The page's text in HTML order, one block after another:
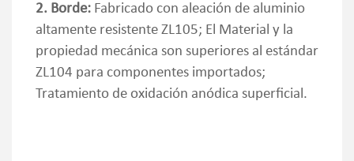
2. Borde: Fabricado con aleación de aluminio
altamente resistente ZL105; El Material y la
propiedad mecánica son superiores al estándar
ZL104 para componentes importados;
Tratamiento de oxidación anódica superficial.